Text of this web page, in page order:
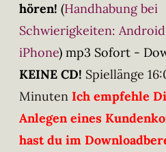
hören! (Handhabung bei
Schwierigkeiten:
iPhone) mp3 Sofort -
KEINE CD! Spiellänge
Minuten Ich empfehle
Anlegen eines
hast du im